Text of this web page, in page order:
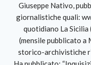
Giuseppe Nativo,
giornalistiche quali:
quotidiano La
(mensile pubblicato a
storico-archivistiche